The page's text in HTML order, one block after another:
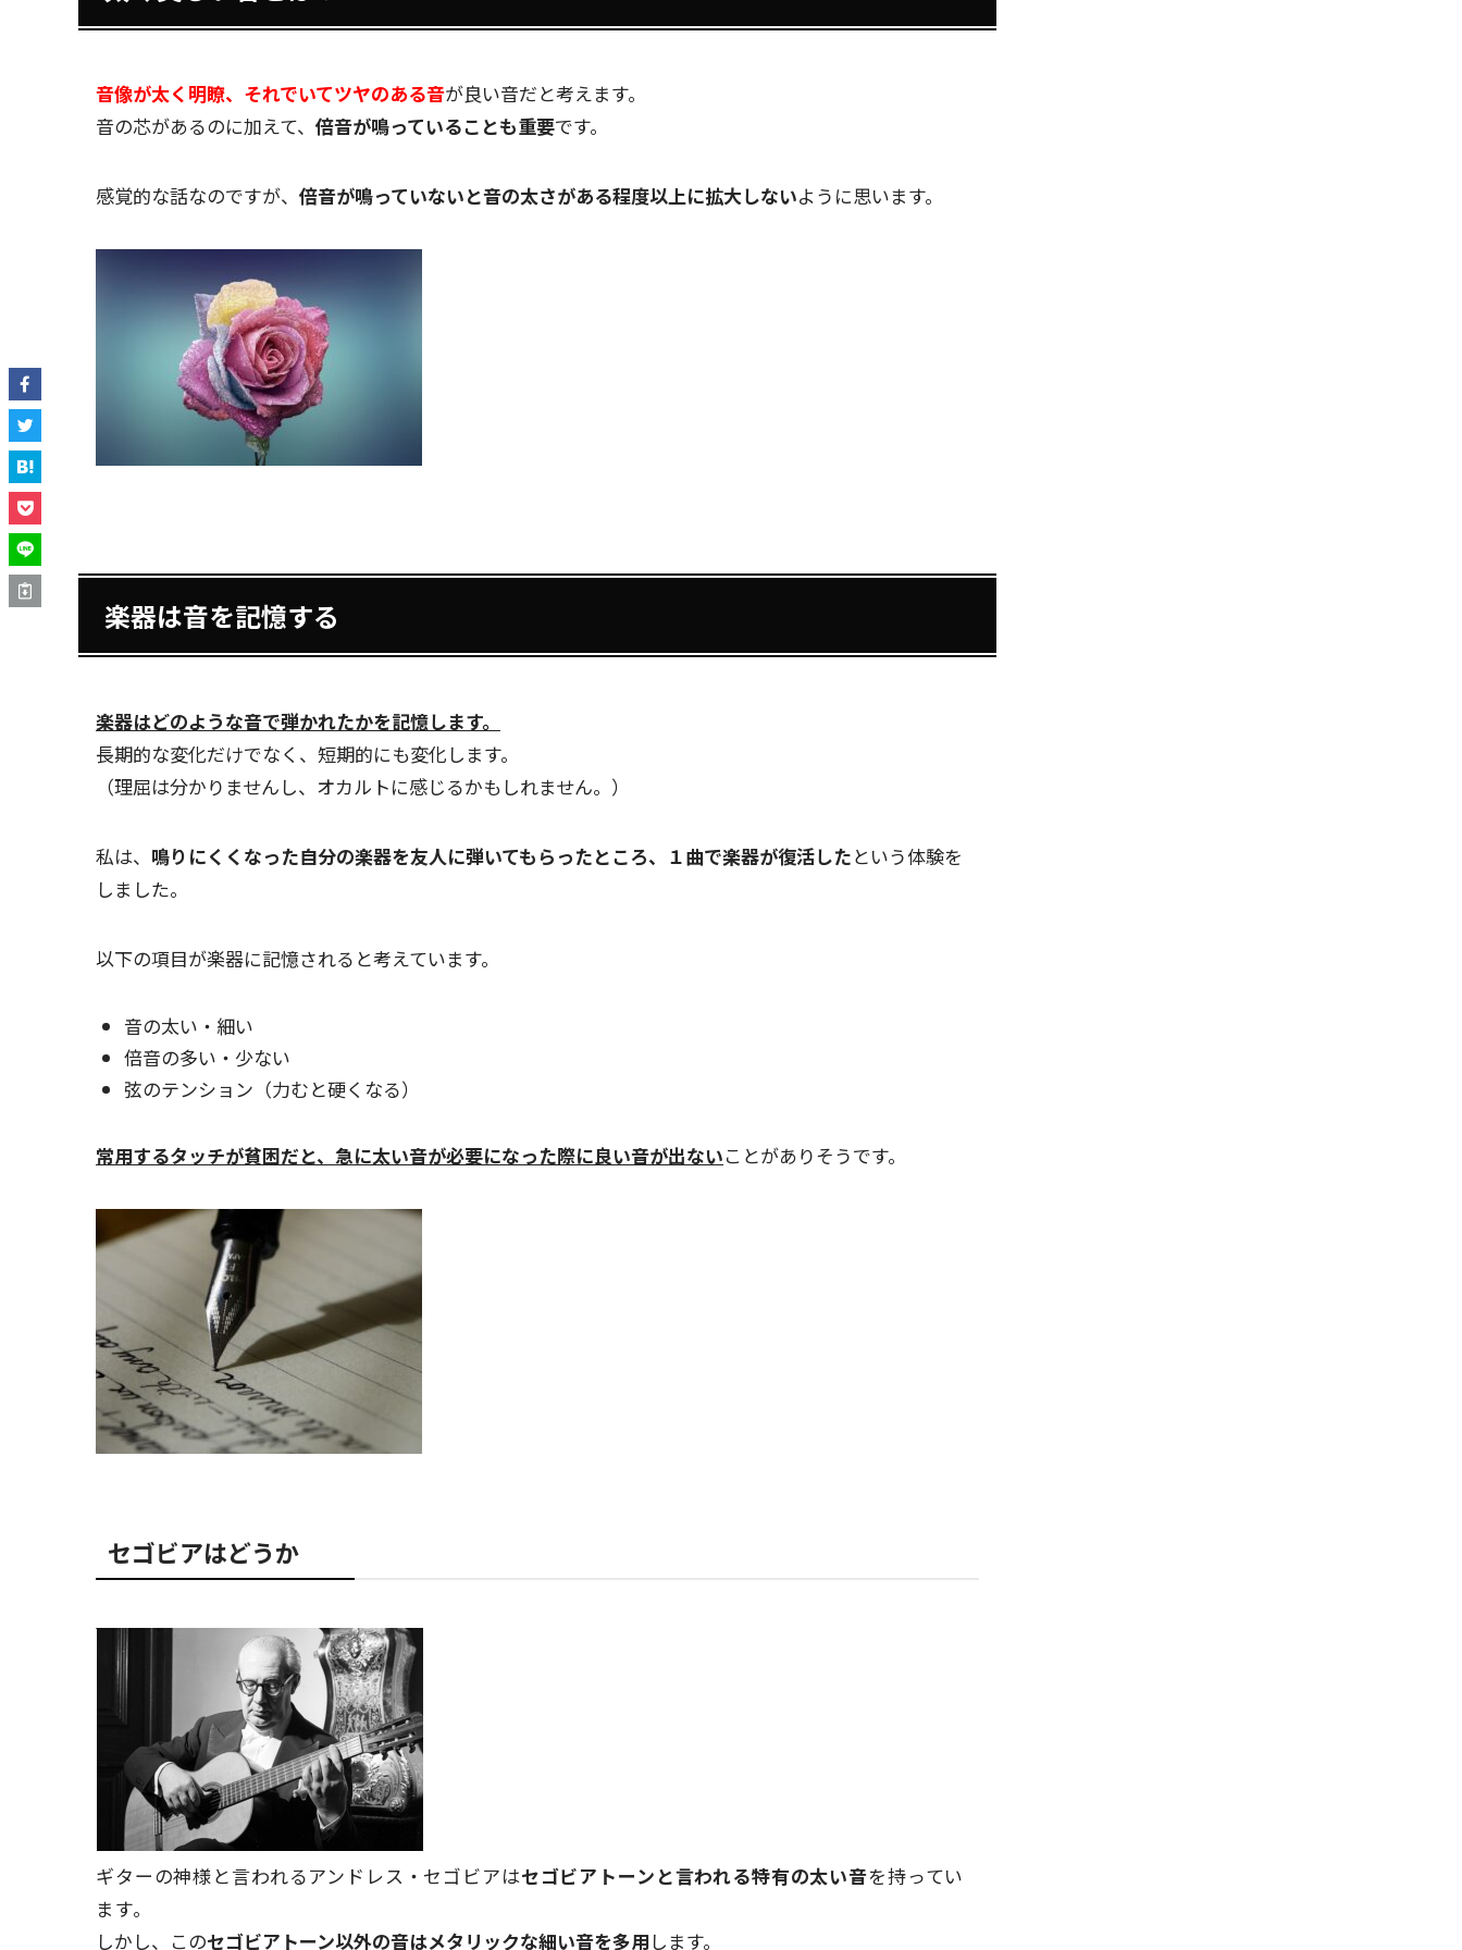
音像が太く明瞭、それでいてツヤのある音が良い音だと考えます。
音の芯があるのに加えて、 倍音が鳴っていることも重要です。
感覚的な話なのですが、 倍音が鳴っていないと音の太さがある程度以上に拡大しないように思います。
楽器は音を記憶する
楽器はどのような音で弾かれたかを記憶します。
長期的な変化だけでなく、短期的にも変化します。
（理屈は分かりませんし、オカルトに感じるかもしれません。）
私は、 鳴りにくくなった自分の楽器を友人に弾いてもらったところ、１曲で楽器が復活したという体験を
しました。
以下の項目が楽器に記憶されると考えています。
音の太い・細い
倍音の多い・少ない
弦のテンション（力むと硬くなる）
常用するタッチが貧困だと、急に太い音が必要になった際に良い音が出ないことがありそうです。
セゴビアはどうか
ギターの神様と言われるアンドレス・セゴビアはセゴビアトーンと言われる特有の太い音を持ってい
ます。
しかし、このセゴビアトーン以外の音はメタリックな細い音を多用 します。